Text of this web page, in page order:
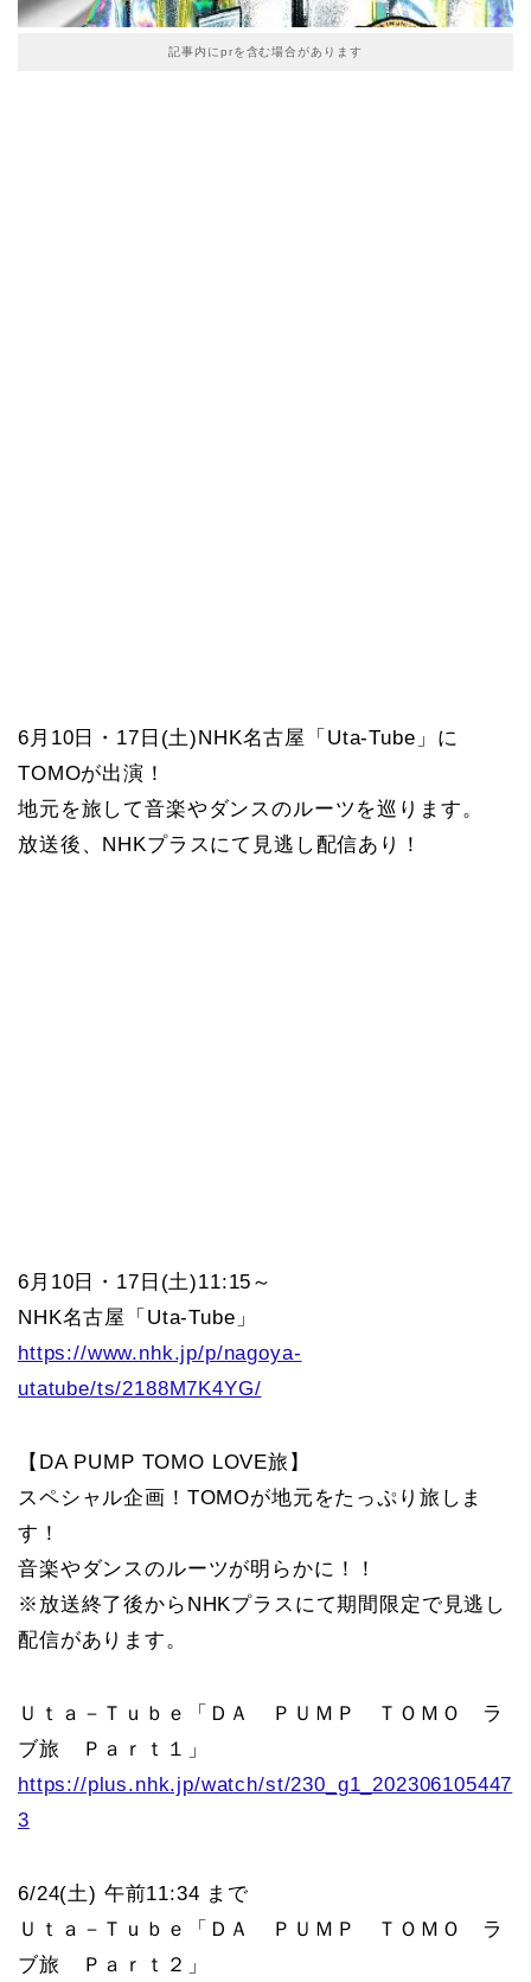
記事内にprを含む場合があります
6月10日・17日(土)NHK名古屋「Uta-Tube」に
TOMOが出演！
地元を旅して音楽やダンスのルーツを巡ります。
放送後、NHKプラスにて見逃し配信あり！
6月10日・17日(土)11:15～
NHK名古屋「Uta-Tube」
https://www.nhk.jp/p/nagoya-
utatube/ts/2188M7K4YG/
【DA PUMP TOMO LOVE旅】
スペシャル企画！TOMOが地元をたっぷり旅しま
す！
音楽やダンスのルーツが明らかに！！
※放送終了後からNHKプラスにて期間限定で見逃し
配信があります。
Ｕｔａ－Ｔｕｂｅ「ＤＡ ＰＵＭＰ ＴＯＭＯ ラ
ブ旅 Ｐａｒｔ１」
https://plus.nhk.jp/watch/st/230_g1_202306105447
3
6/24(土) 午前11:34 まで
Ｕｔａ－Ｔｕｂｅ「ＤＡ ＰＵＭＰ ＴＯＭＯ ラ
ブ旅 Ｐａｒｔ２」